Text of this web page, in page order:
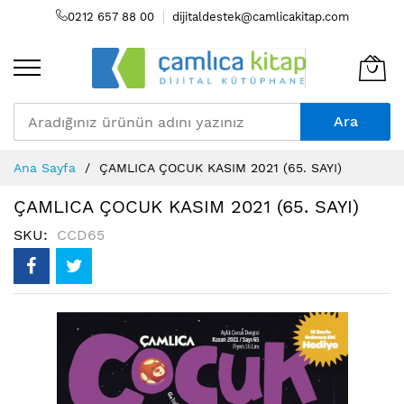
0212 657 88 00 dijitaldestek@camlicakitap.com
Ara
to
Content
Ana Sayfa ÇAMLICA ÇOCUK KASIM 2021 (65. SAYI)
ÇAMLICA ÇOCUK KASIM 2021 (65. SAYI)
SKU CCD65
galerisinin